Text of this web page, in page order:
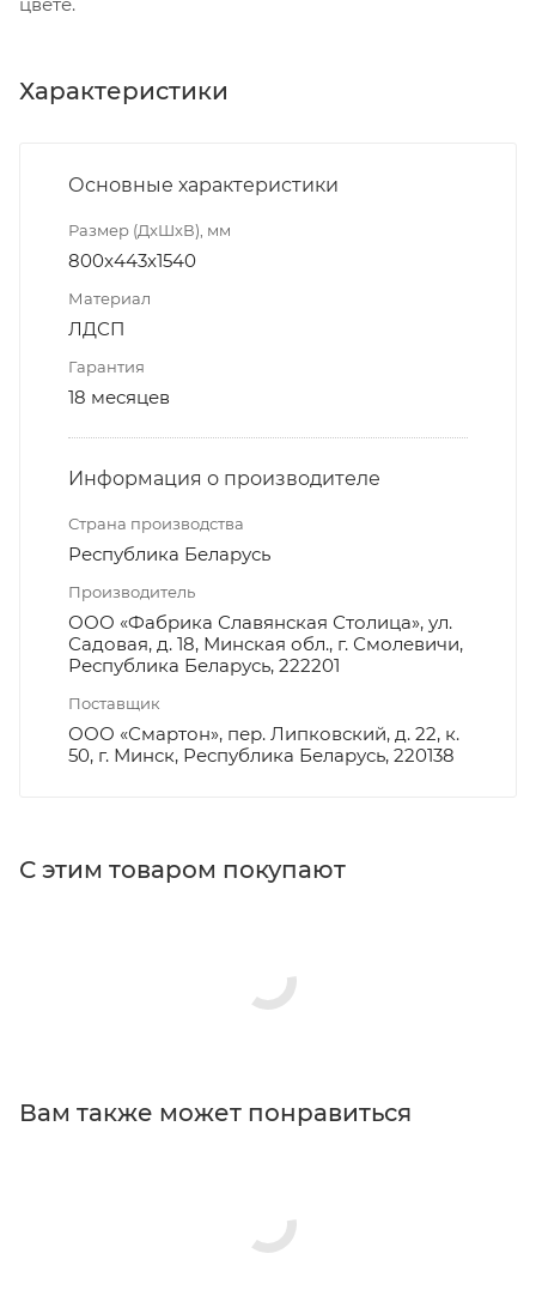
Характеристики
Основные характеристики
Размер (ДxШxВ), мм
800x443x1540
Материал
ЛДСП
Гарантия
18 месяцев
Информация о производителе
Страна производства
Республика Беларусь
Производитель
ООО «Фабрика Славянская Столица», ул.
Садовая, д. 18, Минская обл., г. Смолевичи,
Республика Беларусь, 222201
Поставщик
ООО «Смартон», пер. Липковский, д. 22, к.
50, г. Минск, Республика Беларусь, 220138
С этим товаром покупают
Вам также может понравиться